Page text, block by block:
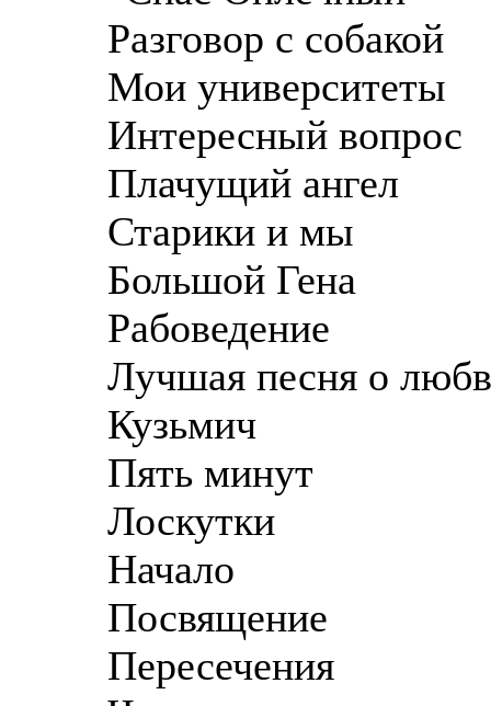
Разговор с собакой
Мои университеты
Интересный вопрос
Плачущий ангел
Старики и мы
Большой Гена
Рабоведение
Лучшая песня о
Кузьмич
Пять минут
Лоскутки
Начало
Посвящение
Пересечения